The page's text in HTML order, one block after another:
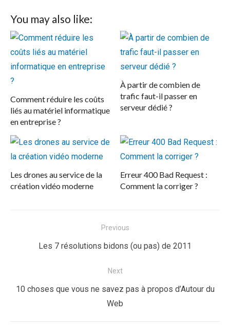
You may also like:
Comment réduire les coûts
liés au matériel informatique
en entreprise ?
À partir de combien de
trafic faut-il passer en
serveur dédié ?
Les drones au service de la
création vidéo moderne
Erreur 400 Bad Request :
Comment la corriger ?
Previous
Previous
Les 7 résolutions bidons (ou pas) de 2011
Next
Next
10 choses que vous ne savez pas à propos d’Autour du
Web